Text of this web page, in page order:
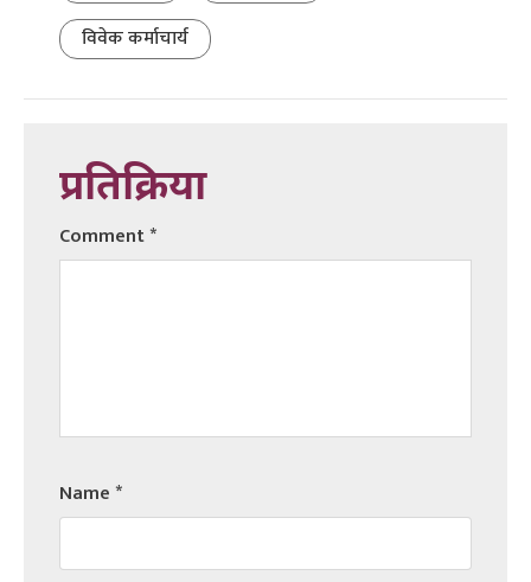
विवेक कर्माचार्य
प्रतिक्रिया
Comment*
Name*